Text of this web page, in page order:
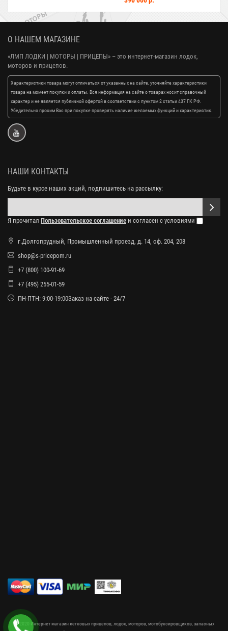
О НАШЕМ МАГАЗИНЕ
«ЛМП ЛОДКИ | МОТОРЫ | ПРИЦЕПЫ» – это интернет-магазин лодок,
моторов и прицепов.
Характеристики товара могут отличаться от указанных на сайте, уточняйте характеристики
товара на момент покупки и оплаты. Вся информация на сайте о товарах носит справочный
характер и не является публичной офертой в соответствии с пунктом 2 статьи 437 ГК РФ.
Убедительно просим Вас при покупке проверять наличие желаемых функций и характеристик.
НАШИ КОНТАКТЫ
Будьте в курсе наших акций, подпишитесь на рассылку:
Я прочитал Пользовательское соглашение и согласен с условиями
г.Долгопрудный, Промышленный проезд, д. 14, оф. 204, 208
shop@s-pricepom.ru
+7 (800) 100-91-69
+7 (495) 255-01-59
ПН-ПТН: 9:00-19:00Заказ на сайте - 24/7
© 2020 Интернет магазин легковых прицепов, лодок, моторов, мотобуксировщиков, запасных